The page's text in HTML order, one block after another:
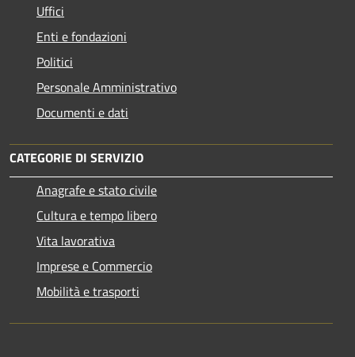
Uffici
Enti e fondazioni
Politici
Personale Amministrativo
Documenti e dati
CATEGORIE DI SERVIZIO
Anagrafe e stato civile
Cultura e tempo libero
Vita lavorativa
Imprese e Commercio
Mobilità e trasporti